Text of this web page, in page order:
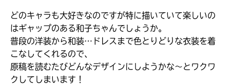
どのキャラも大好きなのですが特に描いていて楽しいの
はギャップのある和子ちゃんでしょうか。
普段の洋装から和装…ドレスまで色とりどりな衣装を着
こなしてくれるので、
原稿を読むたびどんなデザインにしようかな〜とワクワ
クしてしまいます！